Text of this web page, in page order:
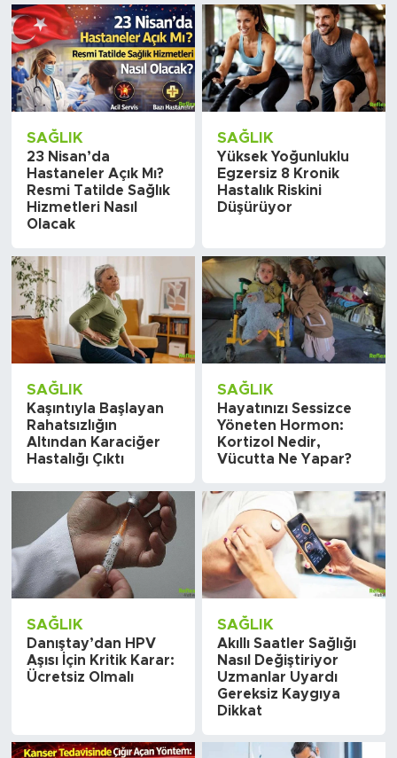
SAĞLIK
23 Nisan’da
Hastaneler Açık Mı?
Resmi Tatilde Sağlık
Hizmetleri Nasıl
Olacak
SAĞLIK
Yüksek Yoğunluklu
Egzersiz 8 Kronik
Hastalık Riskini
Düşürüyor
SAĞLIK
Kaşıntıyla Başlayan
Rahatsızlığın
Altından Karaciğer
Hastalığı Çıktı
SAĞLIK
Hayatınızı Sessizce
Yöneten Hormon:
Kortizol Nedir,
Vücutta Ne Yapar?
SAĞLIK
Danıştay’dan HPV
Aşısı İçin Kritik Karar:
Ücretsiz Olmalı
SAĞLIK
Akıllı Saatler Sağlığı
Nasıl Değiştiriyor
Uzmanlar Uyardı
Gereksiz Kaygıya
Dikkat